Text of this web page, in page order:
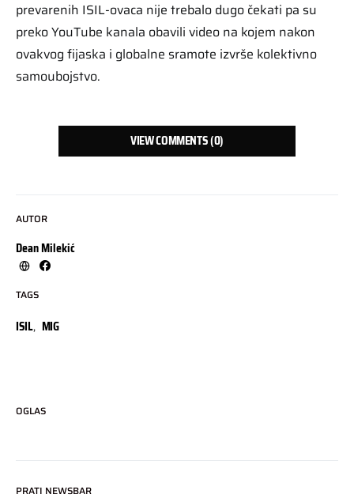
AUTOR
Dean Milekić
TAGS
ISIL, MIG
prevarenih ISIL-ovaca nije trebalo dugo čekati pa su
preko YouTube kanala obavili video na kojem nakon
ovakvog fijaska i globalne sramote izvrše kolektivno
samoubojstvo.
VIEW COMMENTS (0)
OGLAS
PRATI NEWSBAR